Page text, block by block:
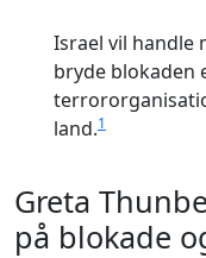
Israel vil handle
bryde blokaden
land.1
Greta
på blokade